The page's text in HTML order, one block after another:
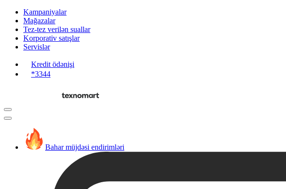
Kampaniyalar
Mağazalar
Tez-tez verilən suallar
Korporativ satışlar
Servislər
Kredit ödənişi
*3344
Bahar müjdəsi endirimləri